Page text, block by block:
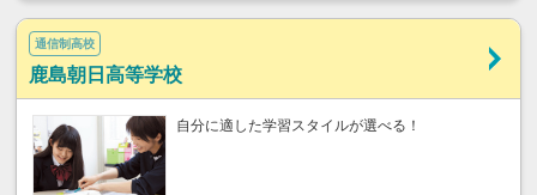
通信制高校
鹿島朝日高等学校
自分に適した学習スタイルが選べる！